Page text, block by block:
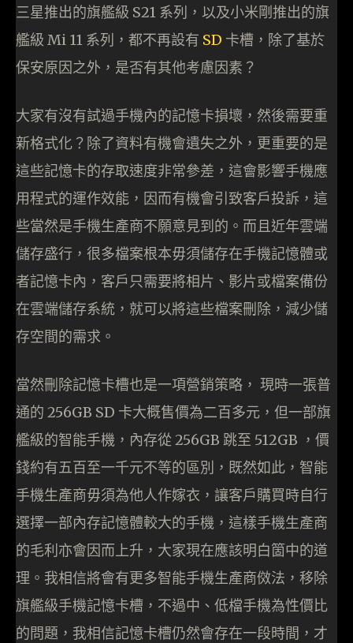
三星推出的旗艦級 S21 系列，以及小米剛推出的旗
艦級 Mi 11 系列，都不再設有 SD 卡槽，除了基於
保安原因之外，是否有其他考慮因素？
大家有沒有試過手機內的記憶卡損壞，然後需要重
新格式化？除了資料有機會遺失之外，更重要的是
這些記憶卡的存取速度非常參差，這會影響手機應
用程式的運作效能，因而有機會引致客戶投訴，這
些當然是手機生產商不願意見到的。而且近年雲端
儲存盛行，很多檔案根本毋須儲存在手機記憶體或
者記憶卡內，客戶只需要將相片、影片或檔案備份
在雲端儲存系統，就可以將這些檔案刪除，減少儲
存空間的需求。
當然刪除記憶卡槽也是一項營銷策略， 現時一張普
通的 256GB SD 卡大概售價為二百多元，但一部旗
艦級的智能手機，內存從 256GB 跳至 512GB ，價
錢約有五百至一千元不等的區別，既然如此，智能
手機生產商毋須為他人作嫁衣，讓客戶購買時自行
選擇一部內存記憶體較大的手機，這樣手機生產商
的毛利亦會因而上升，大家現在應該明白箇中的道
理。我相信將會有更多智能手機生產商傚法，移除
旗艦級手機記憶卡槽，不過中、低檔手機為性價比
的問題，我相信記憶卡槽仍然會存在一段時間，才